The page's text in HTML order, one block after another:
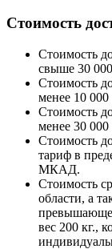
Стоимость
Стоимость
свыше 30
Стоимость
менее 10 000
Стоимость
менее 30 000
Стоимость
тариф в
МКАД.
Стоимость
области, а
вес 200 кг.,